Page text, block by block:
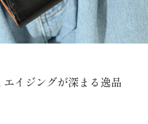
エイジングが深まる逸品